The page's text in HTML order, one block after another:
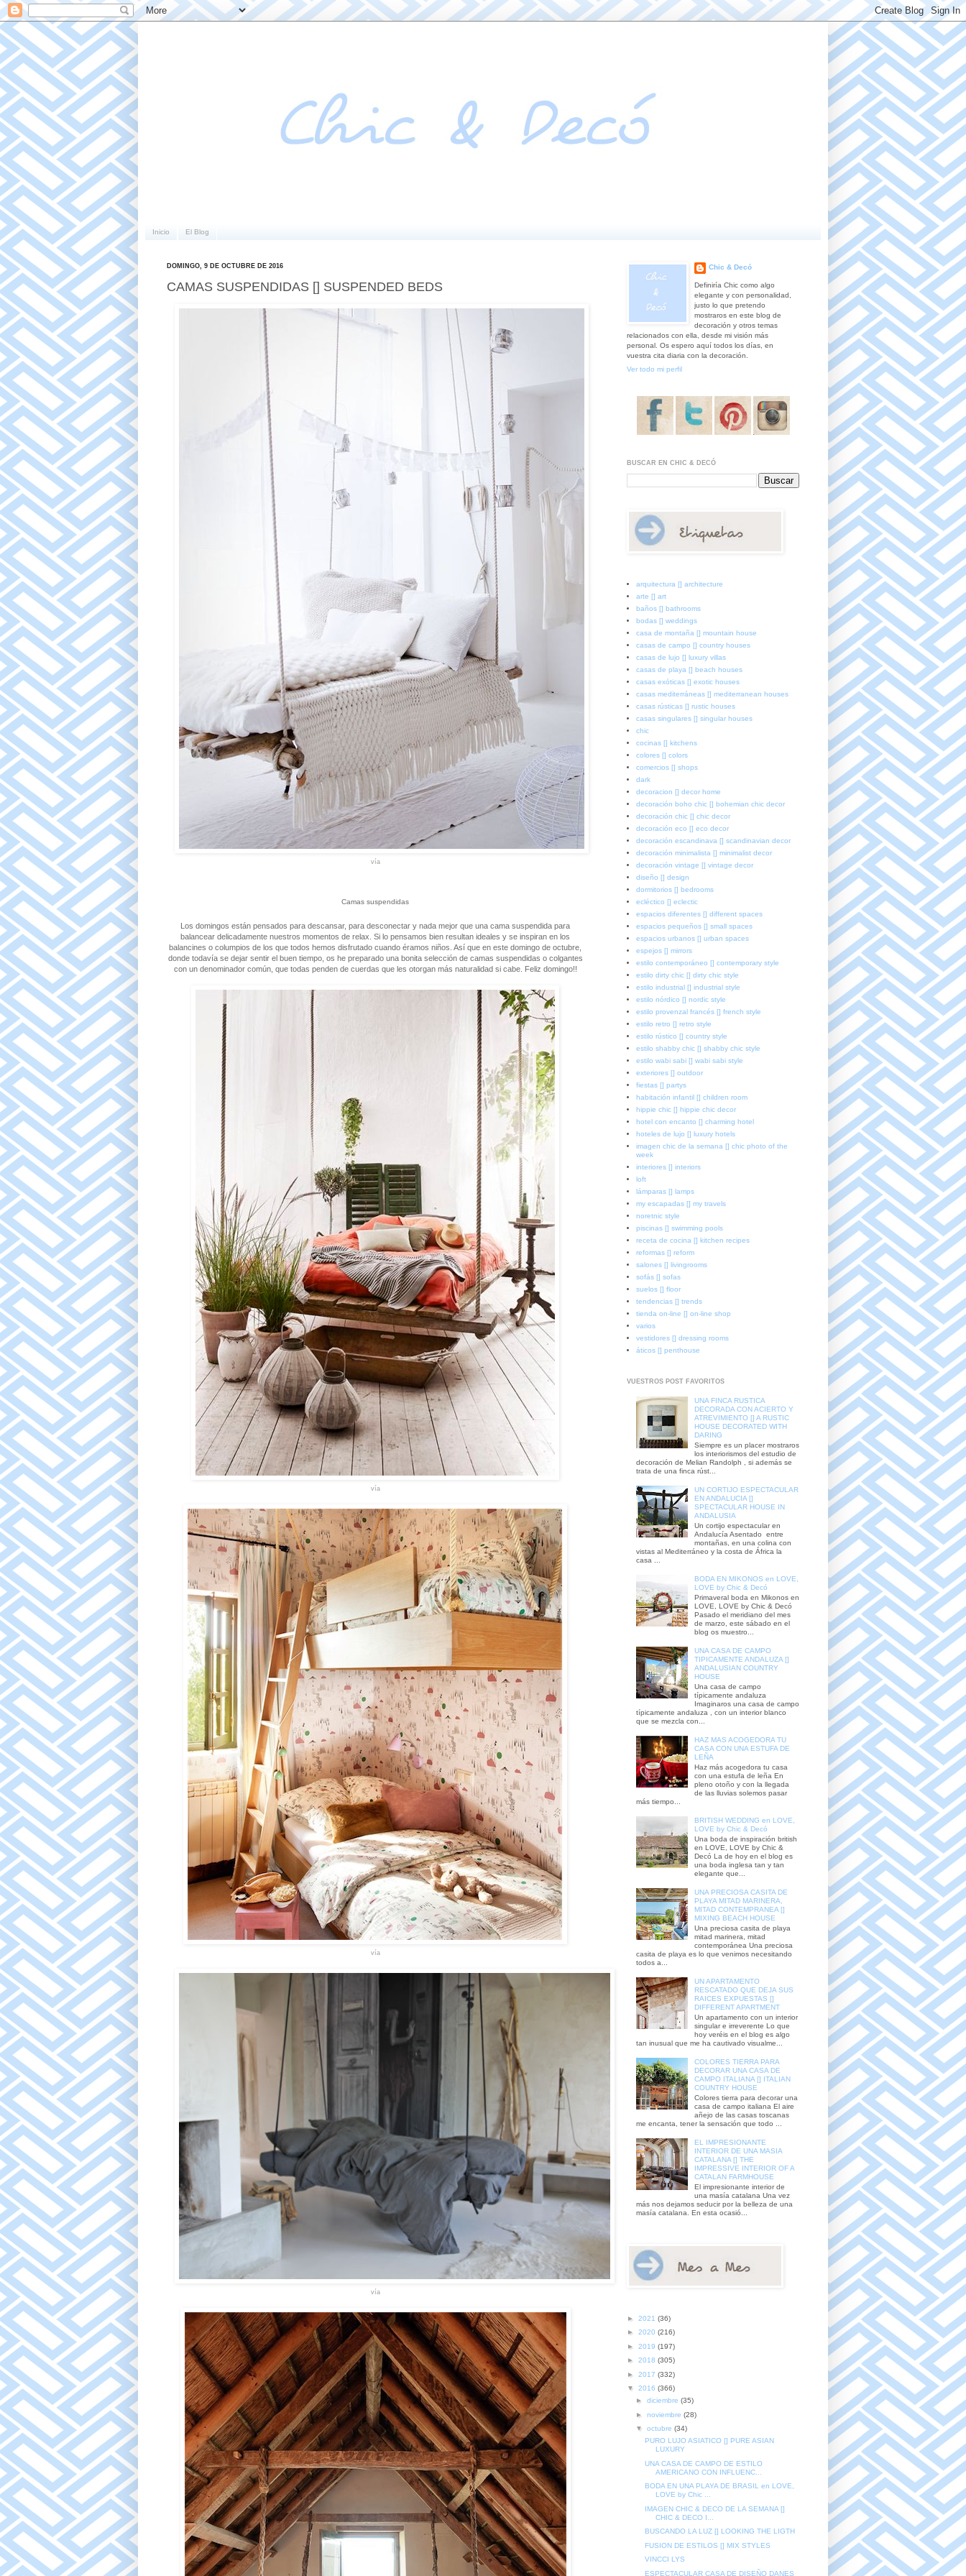
Inicio El Blog
DOMINGO, 9 DE OCTUBRE DE 2016
CAMAS SUSPENDIDAS [] SUSPENDED BEDS
vía
Camas suspendidas
Los domingos están pensados para descansar, para desconectar y nada mejor que una cama suspendida para
balancear delicadamente nuestros momentos de relax. Si lo pensamos bien resultan ideales y se inspiran en los
balancines o columpios de los que todos hemos disfrutado cuando éramos niños. Así que en este domingo de octubre,
donde todavía se dejar sentir el buen tiempo, os he preparado una bonita selección de camas suspendidas o colgantes
con un denominador común, que todas penden de cuerdas que les otorgan más naturalidad si cabe. Feliz domingo!!
vía
vía
vía
Chic & Decó
Definiría Chic como algo
elegante y con personalidad,
justo lo que pretendo
mostraros en este blog de
decoración y otros temas
relacionados con ella, desde mi visión más
personal. Os espero aquí todos los días, en
vuestra cita diaria con la decoración.
Ver todo mi perfil
BUSCAR EN CHIC & DECÓ
arquitectura [] architecture
arte [] art
baños [] bathrooms
bodas [] weddings
casa de montaña [] mountain house
casas de campo [] country houses
casas de lujo [] luxury villas
casas de playa [] beach houses
casas exóticas [] exotic houses
casas mediterráneas [] mediterranean houses
casas rústicas [] rustic houses
casas singulares [] singular houses
chic
cocinas [] kitchens
colores [] colors
comercios [] shops
dark
decoracion [] decor home
decoración boho chic [] bohemian chic decor
decoración chic [] chic decor
decoración eco [] eco decor
decoración escandinava [] scandinavian decor
decoración minimalista [] minimalist decor
decoración vintage [] vintage decor
diseño [] design
dormitorios [] bedrooms
ecléctico [] eclectic
espacios diferentes [] different spaces
espacios pequeños [] small spaces
espacios urbanos [] urban spaces
espejos [] mirrors
estilo contemporáneo [] contemporary style
estilo dirty chic [] dirty chic style
estilo industrial [] industrial style
estilo nórdico [] nordic style
estilo provenzal francés [] french style
estilo retro [] retro style
estilo rústico [] country style
estilo shabby chic [] shabby chic style
estilo wabi sabi [] wabi sabi style
exteriores [] outdoor
fiestas [] partys
habitación infantil [] children room
hippie chic [] hippie chic decor
hotel con encanto [] charming hotel
hoteles de lujo [] luxury hotels
imagen chic de la semana [] chic photo of the
week
interiores [] interiors
loft
lámparas [] lamps
my escapadas [] my travels
noretnic style
piscinas [] swimming pools
receta de cocina [] kitchen recipes
reformas [] reform
salones [] livingrooms
sofás [] sofas
suelos [] floor
tendencias [] trends
tienda on-line [] on-line shop
varios
vestidores [] dressing rooms
áticos [] penthouse
VUESTROS POST FAVORITOS
UNA FINCA RUSTICA
DECORADA CON ACIERTO Y
ATREVIMIENTO [] A RUSTIC
HOUSE DECORATED WITH
DARING
Siempre es un placer mostraros
los interiorismos del estudio de
decoración de Melian Randolph , si además se
trata de una finca rúst...
UN CORTIJO ESPECTACULAR
EN ANDALUCIA []
SPECTACULAR HOUSE IN
ANDALUSIA
Un cortijo espectacular en
Andalucía Asentado entre
montañas, en una colina con
vistas al Mediterráneo y la costa de África la
casa ...
BODA EN MIKONOS en LOVE,
LOVE by Chic & Decó
Primaveral boda en Mikonos en
LOVE, LOVE by Chic & Decó
Pasado el meridiano del mes
de marzo, este sábado en el
blog os muestro...
UNA CASA DE CAMPO
TIPICAMENTE ANDALUZA []
ANDALUSIAN COUNTRY
HOUSE
Una casa de campo
típicamente andaluza
Imaginaros una casa de campo
típicamente andaluza , con un interior blanco
que se mezcla con...
HAZ MAS ACOGEDORA TU
CASA CON UNA ESTUFA DE
LEÑA
Haz más acogedora tu casa
con una estufa de leña En
pleno otoño y con la llegada
de las lluvias solemos pasar
más tiempo...
BRITISH WEDDING en LOVE,
LOVE by Chic & Decó
Una boda de inspiración british
en LOVE, LOVE by Chic &
Decó La de hoy en el blog es
una boda inglesa tan y tan
elegante que...
UNA PRECIOSA CASITA DE
PLAYA MITAD MARINERA,
MITAD CONTEMPRANEA []
MIXING BEACH HOUSE
Una preciosa casita de playa
mitad marinera, mitad
contemporánea Una preciosa
casita de playa es lo que venimos necesitando
todos a...
UN APARTAMENTO
RESCATADO QUE DEJA SUS
RAICES EXPUESTAS []
DIFFERENT APARTMENT
Un apartamento con un interior
singular e irreverente Lo que
hoy veréis en el blog es algo
tan inusual que me ha cautivado visualme...
COLORES TIERRA PARA
DECORAR UNA CASA DE
CAMPO ITALIANA [] ITALIAN
COUNTRY HOUSE
Colores tierra para decorar una
casa de campo italiana El aire
añejo de las casas toscanas
me encanta, tener la sensación que todo ...
EL IMPRESIONANTE
INTERIOR DE UNA MASIA
CATALANA [] THE
IMPRESSIVE INTERIOR OF A
CATALAN FARMHOUSE
El impresionante interior de
una masía catalana Una vez
más nos dejamos seducir por la belleza de una
masía catalana. En esta ocasió...
► 2021 (36)
► 2020 (216)
► 2019 (197)
► 2018 (305)
► 2017 (332)
▼ 2016 (366)
► diciembre (35)
► noviembre (28)
▼ octubre (34)
PURO LUJO ASIATICO [] PURE ASIAN
LUXURY
UNA CASA DE CAMPO DE ESTILO
AMERICANO CON INFLUENC...
BODA EN UNA PLAYA DE BRASIL en LOVE,
LOVE by Chic ...
IMAGEN CHIC & DECO DE LA SEMANA []
CHIC & DECO I...
BUSCANDO LA LUZ [] LOOKING THE LIGTH
FUSION DE ESTILOS [] MIX STYLES
VINCCI LYS
ESPECTACULAR CASA DE DISEÑO DANES